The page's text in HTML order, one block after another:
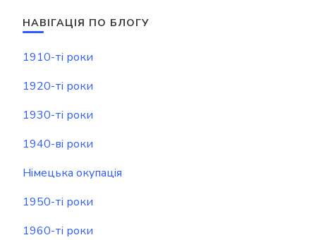
НАВІГАЦІЯ ПО БЛОГУ
1910-ті роки
1920-ті роки
1930-ті роки
1940-ві роки
Німецька окупація
1950-ті роки
1960-ті роки